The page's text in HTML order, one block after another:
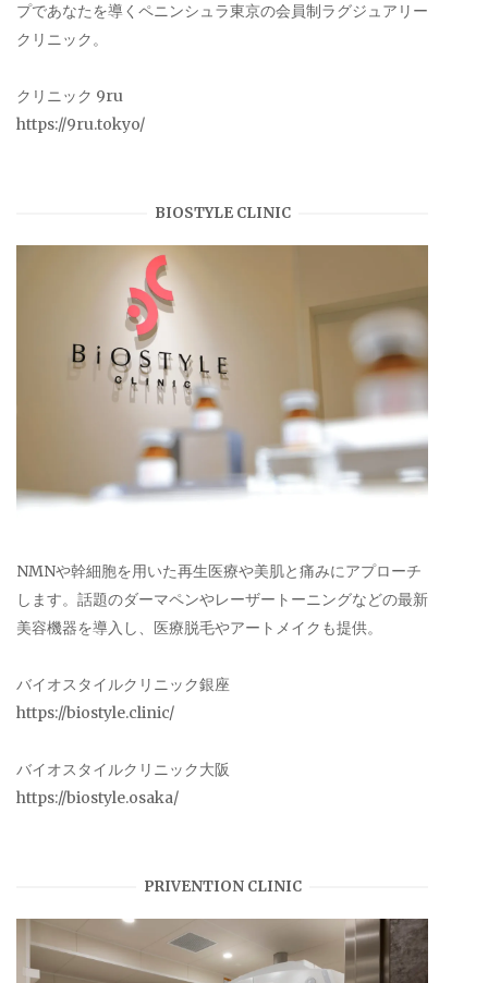
プであなたを導くペニンシュラ東京の会員制ラグジュアリー
クリニック。
クリニック 9ru
https://9ru.tokyo/
BIOSTYLE CLINIC
NMNや幹細胞を用いた再生医療や美肌と痛みにアプローチ
します。話題のダーマペンやレーザートーニングなどの最新
美容機器を導入し、医療脱毛やアートメイクも提供。
バイオスタイルクリニック銀座
https://biostyle.clinic/
バイオスタイルクリニック大阪
https://biostyle.osaka/
PRIVENTION CLINIC